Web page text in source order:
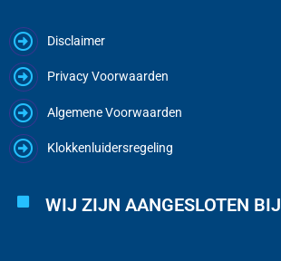
Disclaimer
Privacy Voorwaarden
Algemene Voorwaarden
Klokkenluidersregeling
WIJ ZIJN AANGESLOTEN BIJ